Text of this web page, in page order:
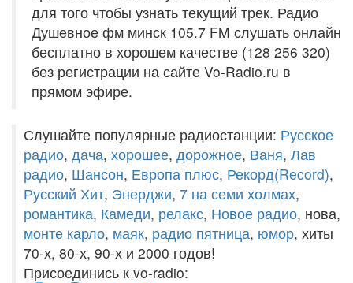
для того чтобы узнать текущий трек. Радио
Душевное фм минск 105.7 FM слушать онлайн
бесплатно в хорошем качестве (128 256 320)
без регистрации на сайте Vo-Radio.ru в
прямом эфире.
Слушайте популярные радиостанции: Русское
радио, дача, хорошее, дорожное, Ваня, Лав
радио, Шансон, Европа плюс, Рекорд(Record),
Русский Хит, Энерджи, 7 на семи холмах,
романтика, Камеди, релакс, Новое радио, нова,
монте карло, маяк, радио пятница, юмор, хиты
70-х, 80-х, 90-х и 2000 годов!
Присоединись к vo-radio: